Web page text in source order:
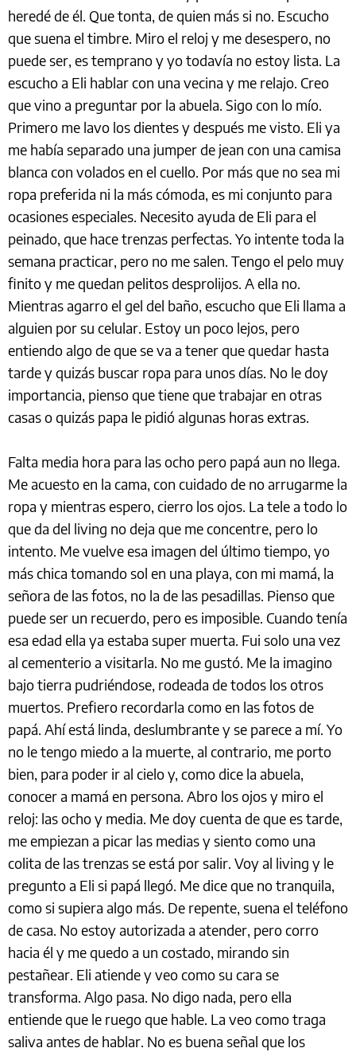
heredé de él. Que tonta, de quien más si no. Escucho
que suena el timbre. Miro el reloj y me desespero, no
puede ser, es temprano y yo todavía no estoy lista. La
escucho a Eli hablar con una vecina y me relajo. Creo
que vino a preguntar por la abuela. Sigo con lo mío.
Primero me lavo los dientes y después me visto. Eli ya
me había separado una jumper de jean con una camisa
blanca con volados en el cuello. Por más que no sea mi
ropa preferida ni la más cómoda, es mi conjunto para
ocasiones especiales. Necesito ayuda de Eli para el
peinado, que hace trenzas perfectas. Yo intente toda la
semana practicar, pero no me salen. Tengo el pelo muy
finito y me quedan pelitos desprolijos. A ella no.
Mientras agarro el gel del baño, escucho que Eli llama a
alguien por su celular. Estoy un poco lejos, pero
entiendo algo de que se va a tener que quedar hasta
tarde y quizás buscar ropa para unos días. No le doy
importancia, pienso que tiene que trabajar en otras
casas o quizás papa le pidió algunas horas extras.
Falta media hora para las ocho pero papá aun no llega.
Me acuesto en la cama, con cuidado de no arrugarme la
ropa y mientras espero, cierro los ojos. La tele a todo lo
que da del living no deja que me concentre, pero lo
intento. Me vuelve esa imagen del último tiempo, yo
más chica tomando sol en una playa, con mi mamá, la
señora de las fotos, no la de las pesadillas. Pienso que
puede ser un recuerdo, pero es imposible. Cuando tenía
esa edad ella ya estaba super muerta. Fui solo una vez
al cementerio a visitarla. No me gustó. Me la imagino
bajo tierra pudriéndose, rodeada de todos los otros
muertos. Prefiero recordarla como en las fotos de
papá. Ahí está linda, deslumbrante y se parece a mí. Yo
no le tengo miedo a la muerte, al contrario, me porto
bien, para poder ir al cielo y, como dice la abuela,
conocer a mamá en persona. Abro los ojos y miro el
reloj: las ocho y media. Me doy cuenta de que es tarde,
me empiezan a picar las medias y siento como una
colita de las trenzas se está por salir. Voy al living y le
pregunto a Eli si papá llegó. Me dice que no tranquila,
como si supiera algo más. De repente, suena el teléfono
de casa. No estoy autorizada a atender, pero corro
hacia él y me quedo a un costado, mirando sin
pestañear. Eli atiende y veo como su cara se
transforma. Algo pasa. No digo nada, pero ella
entiende que le ruego que hable. La veo como traga
saliva antes de hablar. No es buena señal que los